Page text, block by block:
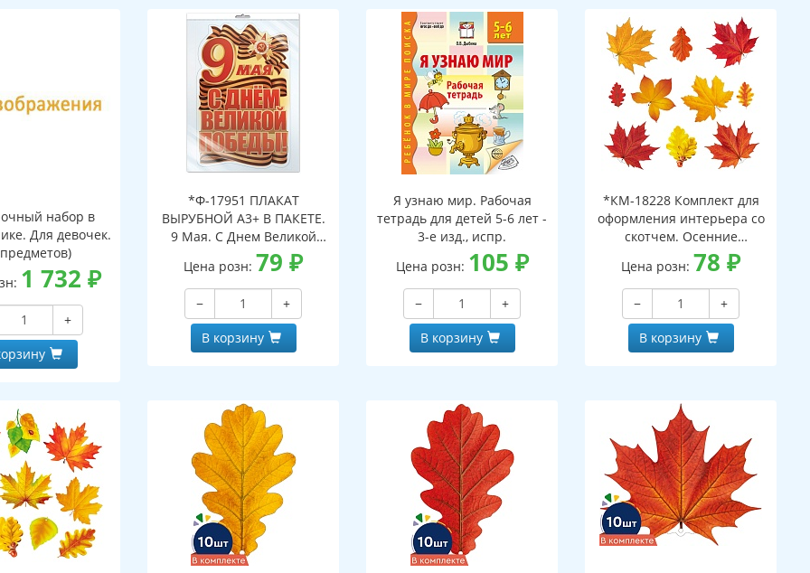
набор в
Для девочек.
1 732 ₽
+
*Ф-17951 ПЛАКАТ
ВЫРУБНОЙ А3+ В ПАКЕТЕ.
9 Мая. С Днем Великой
Победы! (двухсторонний,
ВД-лак, в индивидуальной
упаковке, с европодвесом
и клеевым клапаном)
Цена розн: 79₽
−
+
В корзину
Я узнаю мир. Рабочая
тетрадь для детей 5-6 лет -
3-е изд., испр.
Цена розн: 105 ₽
−
+
В корзину
*КМ-18228 Комплект для
оформления интерьера со
скотчем. Осенние
листочки-2 (10 видов)
Цена розн: 78₽
−
+
В корзину